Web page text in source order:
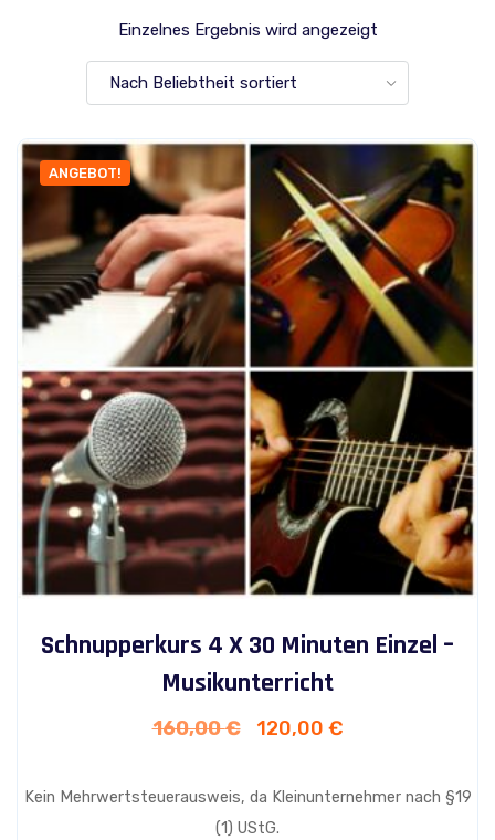
Einzelnes Ergebnis wird angezeigt
ANGEBOT!
Schnupperkurs 4 X 30 Minuten Einzel –
Musikunterricht
160,00€
Ursprünglicher
war:
160,00 €
120,00 €Aktueller
ist:
Kein Mehrwertsteuerausweis, da Kleinunternehmer nach §19
(1) UStG.